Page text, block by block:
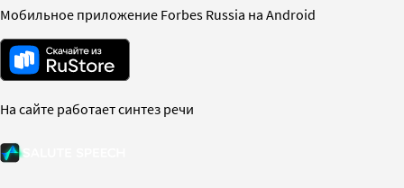
Мобильное приложение Forbes Russia на Android
На сайте работает синтез речи